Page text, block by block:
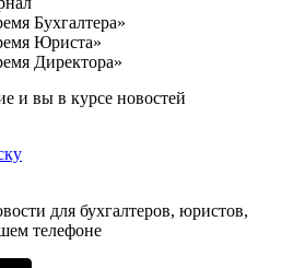
Бухгалтера»
Юриста»
Директора»
и вы в курсе новостей
для бухгалтеров, юристов,
телефоне